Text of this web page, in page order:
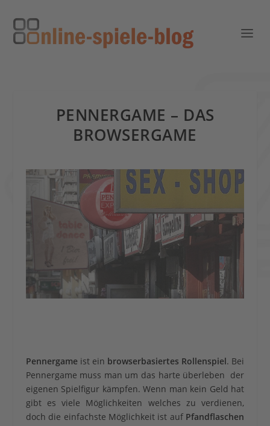
PENNERGAME – DAS
BROWSERGAME
Pennergameist ein browserbasiertes Rollenspiel. Bei
Pennergame muss man um das harte überleben der
eigenen Spielfigur kämpfen. Wenn man kein Geld hat
gibt es viele Möglichkeiten welches zu verdienen,
doch die einfachste Möglichkeit ist auf Pfandflaschen